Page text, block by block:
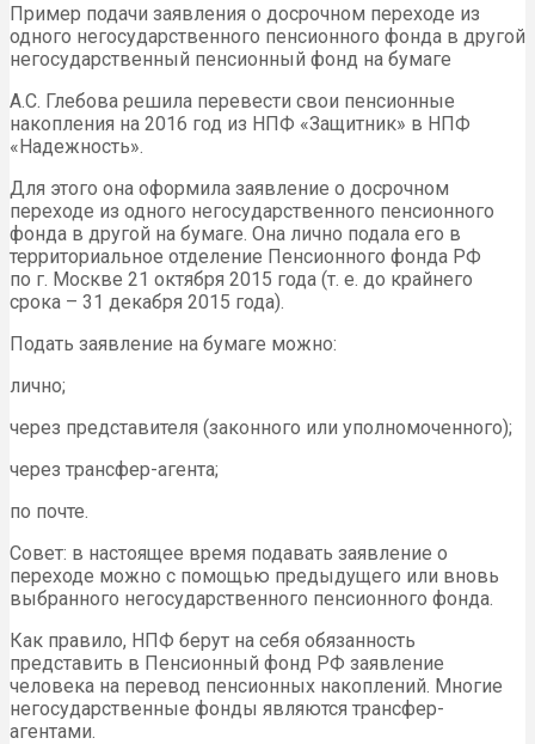
Пример подачи заявления о досрочном переходе из
одного негосударственного пенсионного фонда в другой
негосударственный пенсионный фонд на бумаге
А.С. Глебова решила перевести свои пенсионные
накопления на 2016 год из НПФ «Защитник» в НПФ
«Надежность».
Для этого она оформила заявление о досрочном
переходе из одного негосударственного пенсионного
фонда в другой на бумаге. Она лично подала его в
территориальное отделение Пенсионного фонда РФ
по г. Москве 21 октября 2015 года (т. е. до крайнего
срока – 31 декабря 2015 года).
Подать заявление на бумаге можно:
лично;
через представителя (законного или уполномоченного);
через трансфер-агента;
по почте.
Совет: в настоящее время подавать заявление о
переходе можно с помощью предыдущего или вновь
выбранного негосударственного пенсионного фонда.
Как правило, НПФ берут на себя обязанность
представить в Пенсионный фонд РФ заявление
человека на перевод пенсионных накоплений. Многие
негосударственные фонды являются трансфер-
агентами.